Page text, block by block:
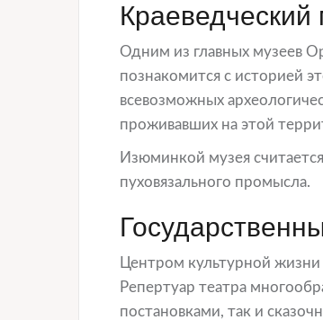
Краеведческий
Одним из главных музеев
познакомится с историей
всевозможных
проживавших на этой
Изюминкой музея
пуховязального промысла.
Центром культурной жизни
Репертуар театра
постановками, так и